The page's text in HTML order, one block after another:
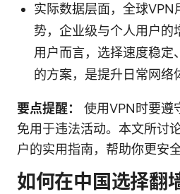
实际数据层面，全球VPN
势，企业级与个人用户的
用户而言，选择速度稳定
的方案，是提升日常网络
要点提醒：
使用VPN时要遵
免用于违法活动。本文所讨
户的实用指南，帮助你更安
如何在中国选择翻